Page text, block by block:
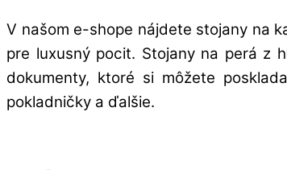
V našom e-shope nájdete stojany na
pre luxusný pocit. Stojany na perá z
dokumenty, ktoré si môžete
pokladničky a ďalšie.